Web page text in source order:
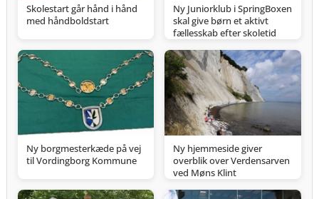
Skolestart går hånd i hånd
med håndboldstart
Ny Juniorklub i SpringBoxen
skal give børn et aktivt
fællesskab efter skoletid
Ny borgmesterkæde på vej
til Vordingborg Kommune
Ny hjemmeside giver
overblik over Verdensarven
ved Møns Klint